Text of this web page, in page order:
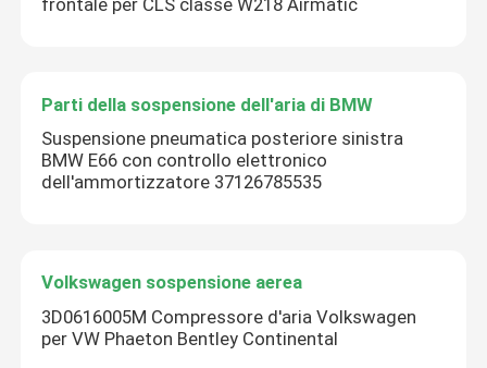
Parti della sospensione dell'aria di BMW
Suspensione pneumatica posteriore sinistra
BMW E66 con controllo elettronico
dell'ammortizzatore 37126785535
Volkswagen sospensione aerea
3D0616005M Compressore d'aria Volkswagen
per VW Phaeton Bentley Continental